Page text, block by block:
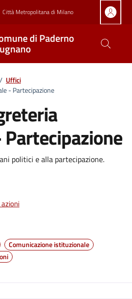
Città Metropolitana di Milano
di Paderno
/ Uffici
- Partecipazione
Partecipazione
politici e alla partecipazione.
Comunicazione istituzionale